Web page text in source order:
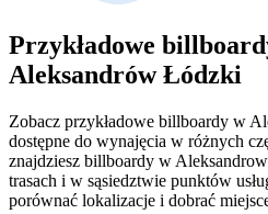
Przykładowe
Aleksandrów Łódzki
Zobacz przykładowe billboardy w
dostępne do wynajęcia w różnych
znajdziesz billboardy w
trasach i w sąsiedztwie punktów
porównać lokalizacje i dobrać